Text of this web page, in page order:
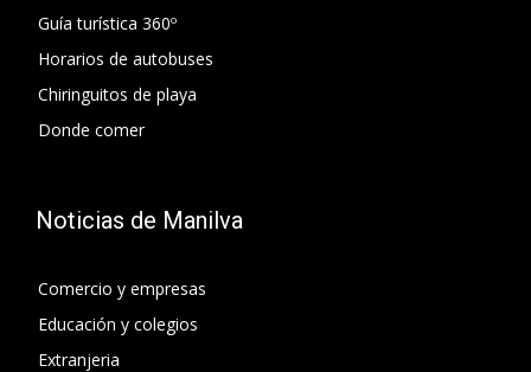
Guía turística 360º
Horarios de autobuses
Chiringuitos de playa
Donde comer
Noticias de Manilva
Comercio y empresas
Educación y colegios
Extranjeria